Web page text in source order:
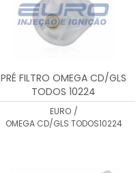
PRÉ FILTRO OMEGA CD/GLS
TODOS 10224
EURO /
OMEGA CD/GLS TODOS10224